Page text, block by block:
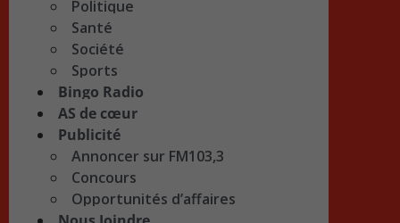
Politique
Santé
Société
Sports
Bingo Radio
AS de cœur
Publicité
Annoncer sur FM103,3
Concours
Opportunités d’affaires